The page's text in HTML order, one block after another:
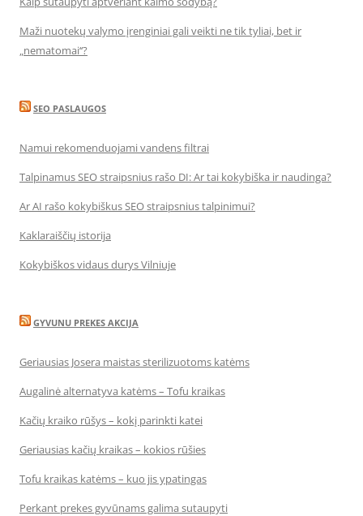
Maži nuotekų valymo įrenginiai gali veikti ne tik tyliai, bet ir
„nematomai‘‘?
SEO PASLAUGOS
Namui rekomenduojami vandens filtrai
Talpinamus SEO straipsnius rašo DI: Ar tai kokybiška ir naudinga?
Ar AI rašo kokybiškus SEO straipsnius talpinimui?
Kaklaraiščių istorija
Kokybiškos vidaus durys Vilniuje
GYVUNU PREKES AKCIJA
Geriausias Josera maistas sterilizuotoms katėms
Augalinė alternatyva katėms – Tofu kraikas
Kačių kraiko rūšys – kokį parinkti katei
Geriausias kačių kraikas – kokios rūšies
Tofu kraikas katėms – kuo jis ypatingas
Perkant prekes gyvūnams galima sutaupyti